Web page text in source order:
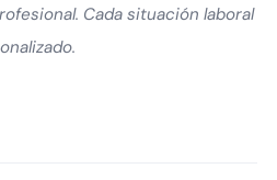
Cada situación laboral